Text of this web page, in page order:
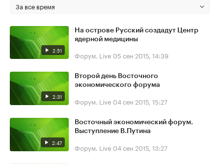
За все время
2:51
На острове Русский создадут Центр
ядерной медицины
Форум. Live 05 сен 2015, 14:39
2:31
Второй день Восточного
экономического форума
Форум. Live 04 сен 2015, 15:27
2:47
Восточный экономический форум.
Выступление В.Путина
Форум. Live 04 сен 2015, 13:27